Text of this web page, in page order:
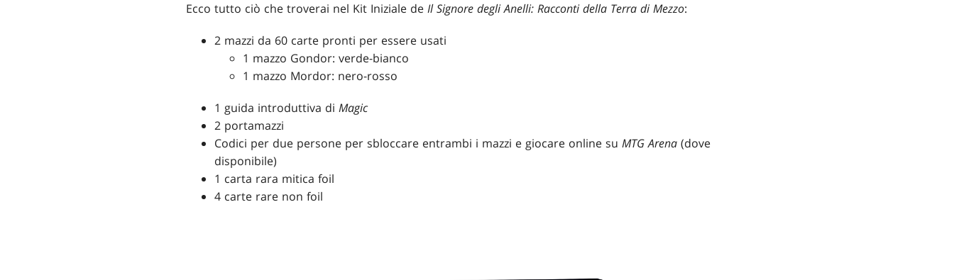
Ecco tutto ciò che troverai nel Kit Iniziale de Il Signore degli Anelli: Racconti della Terra di Mezzo:
2 mazzi da 60 carte pronti per essere usati
1 mazzo Gondor: verde-bianco
1 mazzo Mordor: nero-rosso
1 guida introduttiva di Magic
2 portamazzi
Codici per due persone per sbloccare entrambi i mazzi e giocare online su MTG Arena (dove
disponibile)
1 carta rara mitica foil
4 carte rare non foil